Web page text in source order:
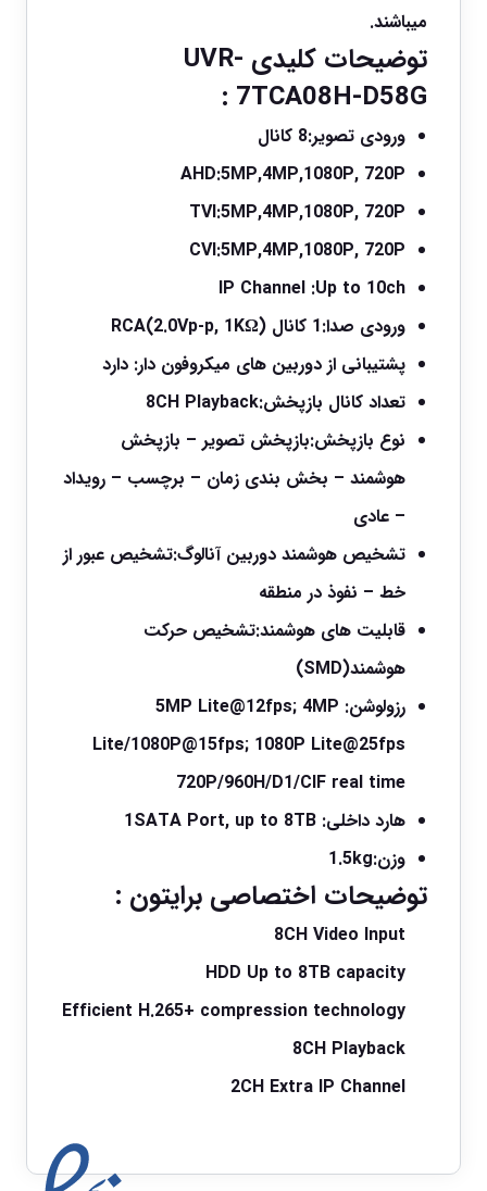
میباشند.
توضیحات کلیدی UVR-
7TCA08H-D58G
:
ورودی تصویر:8 کانال
AHD:5MP,4MP,1080P, 720P
TVI:5MP,4MP,1080P, 720P
CVI:5MP,4MP,1080P, 720P
IP Channel :Up to 10ch
ورودی صدا:1 کانال RCA(2.0Vp-p, 1KΩ)
پشتیبانی از دوربین های میکروفون دار:دارد
تعداد کانال بازپخش:8CH Playback
نوع بازپخش:بازپخش تصویر – بازپخش
هوشمند – بخش بندی زمان – برچسب – رویداد
– عادی
تشخیص هوشمند دوربین آنالوگ:تشخیص عبور از
خط – نفوذ در منطقه
قابلیت های هوشمند:تشخیص حرکت
هوشمند(SMD)
رزولوشن: 5MP Lite@12fps; 4MP
Lite/1080P@15fps; 1080P Lite@25fps
720P/960H/D1/CIF real time
هارد داخلی:1SATA Port, up to 8TB
وزن:1.5kg
توضیحات اختصاصی برایتون :
8CH Video lnput
HDD Up to 8TB capacity
Efficient H.265+ compression technology
8CH Playback
2CH Extra IP Channel